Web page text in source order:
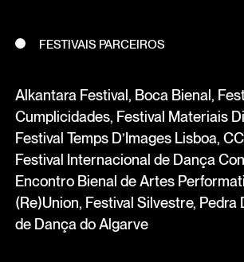
FESTIVAIS PARCEIROS
Alkantara Festival, Boca Bienal,
Cumplicidades, Festival Materiais
Festival Temps D’Images Lisboa,
Festival Internacional de Dança
Encontro Bienal de Artes
(Re)Union, Festival Silvestre, Pedra
de Dança do Algarve